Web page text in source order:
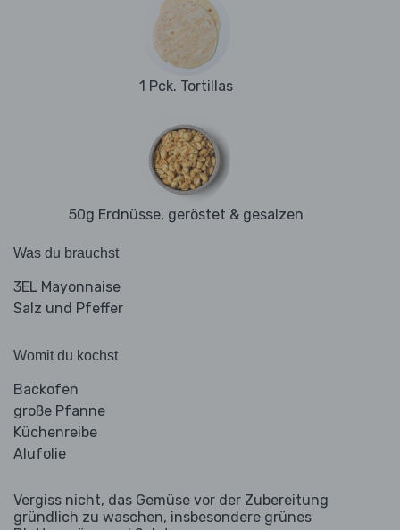
1 Pck. Tortillas
50g Erdnüsse, geröstet & gesalzen
Was du brauchst
3EL Mayonnaise
Salz und Pfeffer
Womit du kochst
Backofen
große Pfanne
Küchenreibe
Alufolie
Vergiss nicht, das Gemüse vor der Zubereitung
gründlich zu waschen, insbesondere grünes